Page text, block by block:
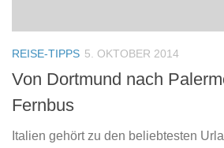
REISE-TIPPS 5. OKTOBER 2014
Von Dortmund nach
Fernbus
Italien gehört zu den beliebtesten